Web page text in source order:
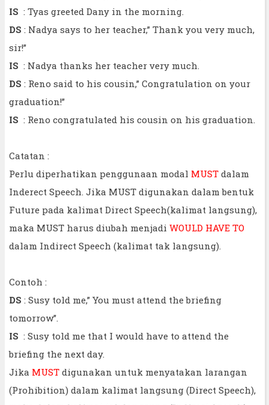
IS : Tyas greeted Dany in the morning.
DS : Nadya says to her teacher,” Thank you very much,
sir!”
IS : Nadya thanks her teacher very much.
DS : Reno said to his cousin,” Congratulation on your
graduation!”
IS : Reno congratulated his cousin on his graduation.
Catatan :
Perlu diperhatikan penggunaan modal MUST dalam
Inderect Speech. Jika MUST digunakan dalam bentuk
Future pada kalimat Direct Speech(kalimat langsung),
maka MUST harus diubah menjadi WOULD HAVE TO
dalam Indirect Speech (kalimat tak langsung).
Contoh :
DS : Susy told me,” You must attend the briefing
tomorrow”.
IS : Susy told me that I would have to attend the
briefing the next day.
Jika MUST digunakan untuk menyatakan larangan
(Prohibition) dalam kalimat langsung (Direct Speech),